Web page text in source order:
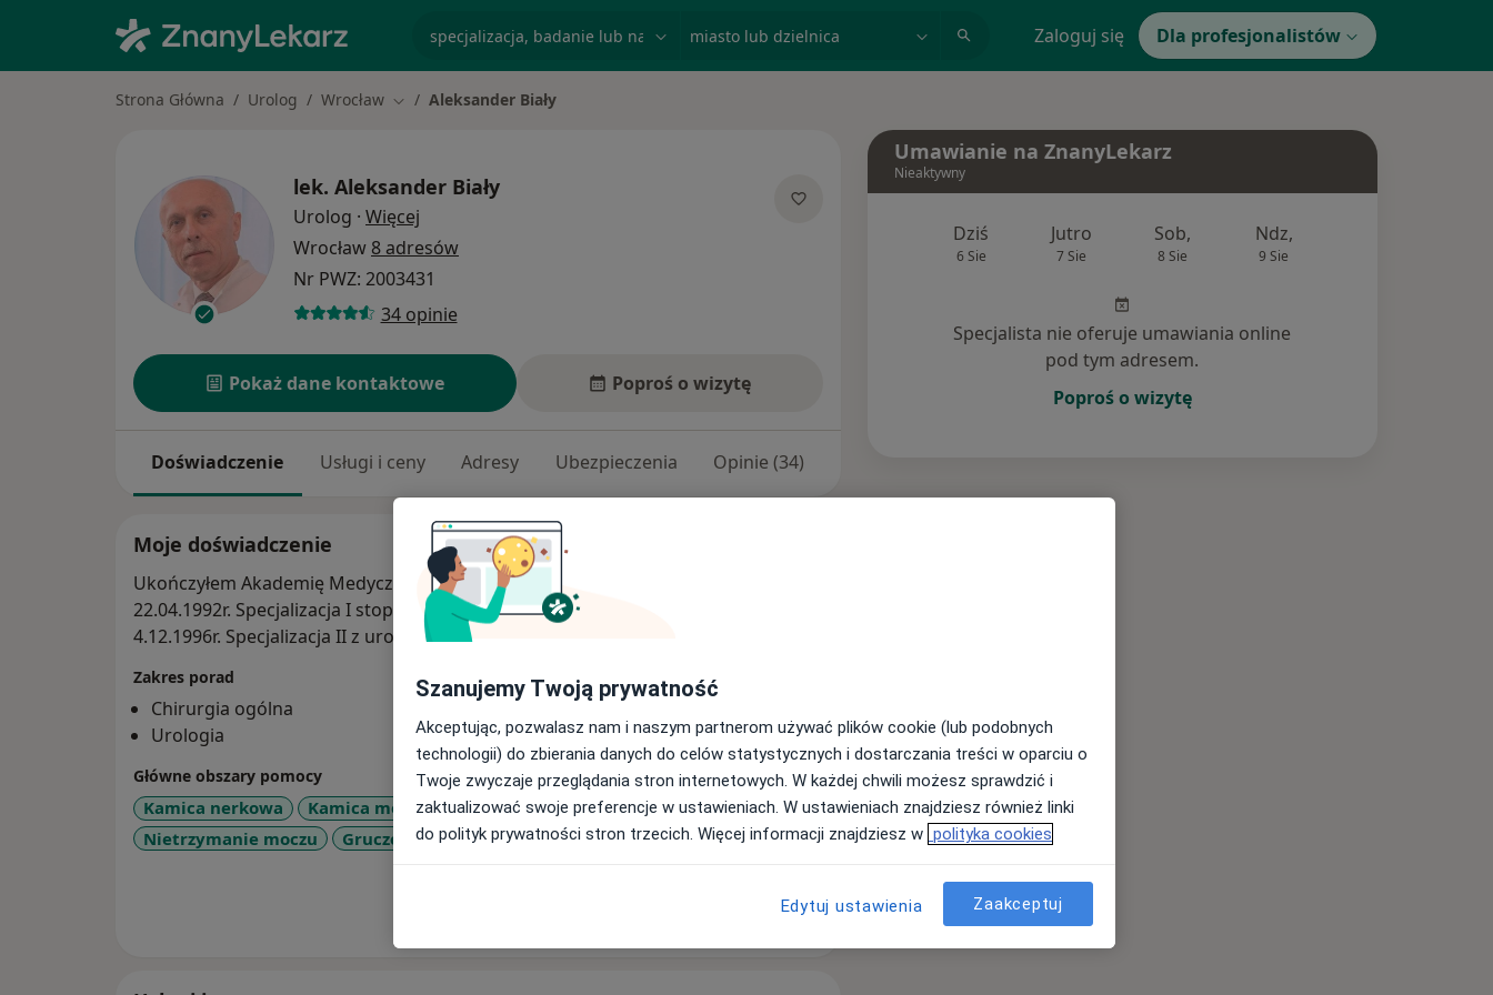
Zaloguj się Dla profesjonalistów
Strona Główna Urolog Wrocław Zmień miasto
Aleksander Biały
lek. Aleksander Biały
Urolog · Więcej
Wrocław 8 adresów
Nr PWZ: 2003431
34 opinie
Pokaż dane kontaktowe Poproś o wizytę
Doświadczenie Usługi i ceny Adresy Ubezpieczenia Opinie (34)
Moje doświadczenie
Ukończyłem Akademię Medyczną we Wrocławiu 15.10.1986.
22.04.1992r. Specjalizacja I stopnia Chirurgii ogólnej
4.12.1996r. Specjalizacja II z urologii
Zakres porad
Chirurgia ogólna
Urologia
Główne obszary pomocy
Kamica nerkowa Kamica moczowa
Przerost prostaty
Nietrzymanie moczu
Gruczolak prostaty +8a11y_sr_more_diseases
Umawianie na ZnanyLekarz
Nieaktywny
Dziś
6 Sie
Jutro
7 Sie
Sob,
8 Sie
Ndz,
9 Sie
Specjalista nie oferuje umawiania online
pod tym adresem.
Poproś o wizytę
Szanujemy Twoją prywatność
Akceptując, pozwalasz nam i naszym partnerom używać plików cookie (lub podobnych
technologii) do zbierania danych do celów statystycznych i dostarczania treści w oparciu o
Twoje zwyczaje przeglądania stron internetowych. W każdej chwili możesz sprawdzić i
zaktualizować swoje preferencje w ustawieniach. W ustawieniach znajdziesz również linki
do polityk prywatności stron trzecich. Więcej informacji znajdziesz w polityka cookies
Edytuj ustawienia Zaakceptuj